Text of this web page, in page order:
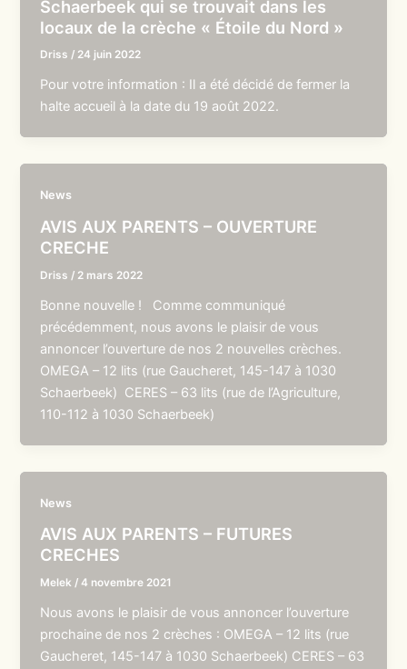
Schaerbeek qui se trouvait dans les
locaux de la crèche « Étoile du Nord »
Driss / 24 juin 2022
Pour votre information : Il a été décidé de fermer la
halte accueil à la date du 19 août 2022.
News
AVIS AUX PARENTS – OUVERTURE
CRECHE
Driss / 2 mars 2022
Bonne nouvelle ! Comme communiqué
précédemment, nous avons le plaisir de vous
annoncer l’ouverture de nos 2 nouvelles crèches.
OMEGA – 12 lits (rue Gaucheret, 145-147 à 1030
Schaerbeek) CERES – 63 lits (rue de l’Agriculture,
110-112 à 1030 Schaerbeek)
News
AVIS AUX PARENTS – FUTURES
CRECHES
Melek /4 novembre 2021
Nous avons le plaisir de vous annoncer l’ouverture
prochaine de nos 2 crèches : OMEGA – 12 lits (rue
Gaucheret, 145-147 à 1030 Schaerbeek) CERES – 63